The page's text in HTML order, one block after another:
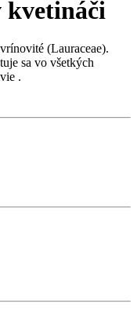
(Lauraceae).
sa vo všetkých
.